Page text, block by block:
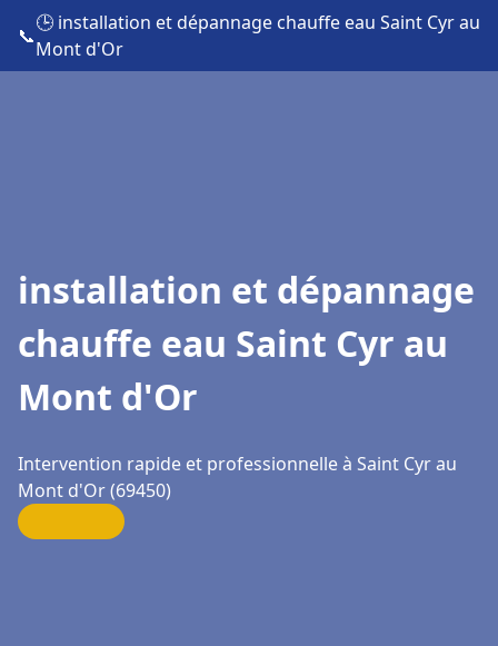
📞
🕒 installation et dépannage chauffe eau Saint Cyr au
Mont d'Or
installation et dépannage
chauffe eau Saint Cyr au
Mont d'Or
Intervention rapide et professionnelle à Saint Cyr au
Mont d'Or (69450)